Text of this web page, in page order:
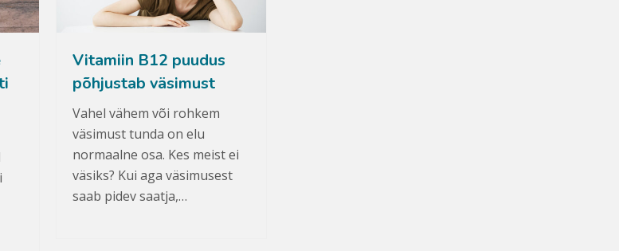
Vitamiin B12 puudus
põhjustab väsimust
Vahel vähem või rohkem
väsimust tunda on elu
normaalne osa. Kes meist ei
väsiks? Kui aga väsimusest
saab pidev saatja,…